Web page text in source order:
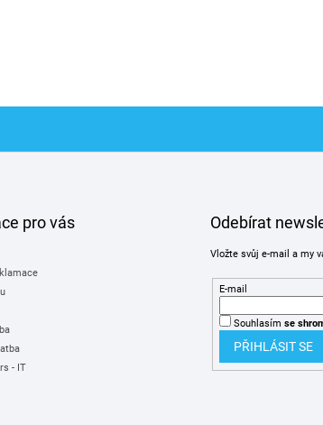
pro vás
- IT
Odebírat
Vložte svůj e-mail a my
E-mail
Souhlasím se
PŘIHLÁSIT SE